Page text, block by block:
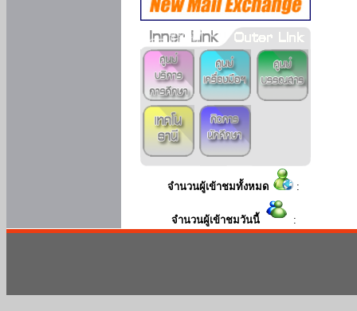
จำนวนผู้เข้าชมทั้งหมด :
จำนวนผู้เข้าชมวันนี้ :